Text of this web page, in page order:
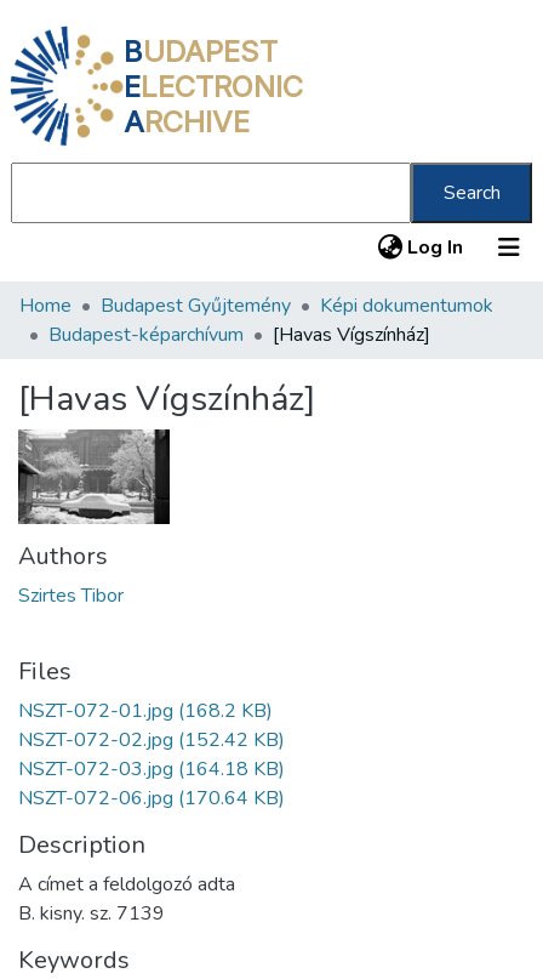
BUDAPEST
ELECTRONIC
ARCHIVE
Search
Log In (current)
Communities & Collections
Statistics
About us
Home Budapest Gyűjtemény
Képi dokumentumok
Budapest-képarchívum
[Havas Vígszínház]
[Havas Vígszínház]
Authors
Szirtes Tibor
Files
NSZT-072-01.jpg (168.2 KB)
NSZT-072-02.jpg (152.42 KB)
NSZT-072-03.jpg (164.18 KB)
NSZT-072-06.jpg (170.64 KB)
Description
A címet a feldolgozó adta
B. kisny. sz. 7139
Keywords